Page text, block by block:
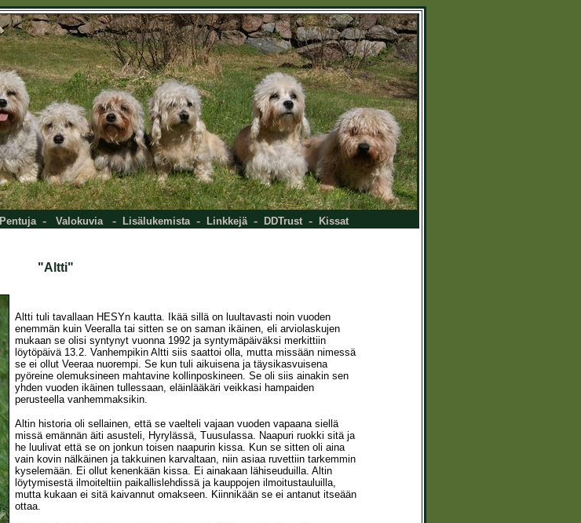
Pentuja- Valokuvia- Lisälukemista- Linkkejä - DDTrust - Kissat
"Altti"
Altti tuli tavallaan HESYn kautta. Ikää sillä on luultavasti noin vuoden
enemmän kuin Veeralla tai sitten se on saman ikäinen, eli arviolaskujen
mukaan se olisi syntynyt vuonna 1992 ja syntymäpäiväksi merkittiin
löytöpäivä 13.2. Vanhempikin Altti siis saattoi olla, mutta missään nimessä
se ei ollut Veeraa nuorempi. Se kun tuli aikuisena ja täysikasvuisena
pyöreine olemuksineen mahtavine kollinposkineen. Se oli siis ainakin sen
yhden vuoden ikäinen tullessaan, eläinlääkäri veikkasi hampaiden
perusteella vanhemmaksikin.
Altin historia oli sellainen, että se vaelteli vajaan vuoden vapaana siellä
missä emännän äiti asusteli, Hyrylässä, Tuusulassa. Naapuri ruokki sitä ja
he luulivat että se on jonkun toisen naapurin kissa. Kun se sitten oli aina
vain kovin nälkäinen ja takkuinen karvaltaan, niin asiaa ruvettiin tarkemmin
kyselemään. Ei ollut kenenkään kissa. Ei ainakaan lähiseuduilla. Altin
löytymisestä ilmoiteltiin paikallislehdissä ja kauppojen ilmoitustauluilla,
mutta kukaan ei sitä kaivannut omakseen. Kiinnikään se ei antanut itseään
ottaa.